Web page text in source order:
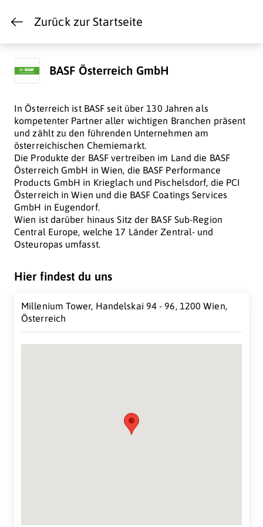
Zurück zur Startseite
BASF Österreich GmbH
In Österreich ist BASF seit über 130 Jahren als
kompetenter Partner aller wichtigen Branchen präsent
und zählt zu den führenden Unternehmen am
österreichischen Chemiemarkt.
Die Produkte der BASF vertreiben im Land die BASF
Österreich GmbH in Wien, die BASF Performance
Products GmbH in Krieglach und Pischelsdorf, die PCI
Österreich in Wien und die BASF Coatings Services
GmbH in Eugendorf.
Wien ist darüber hinaus Sitz der BASF Sub-Region
Central Europe, welche 17 Länder Zentral- und
Osteuropas umfasst.
Hier findest du uns
Millenium Tower, Handelskai 94 - 96, 1200 Wien,
Österreich